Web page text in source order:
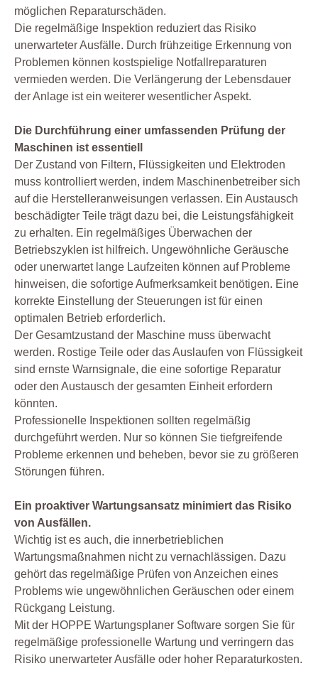
möglichen Reparaturschäden.
Die regelmäßige Inspektion reduziert das Risiko
unerwarteter Ausfälle. Durch frühzeitige Erkennung von
Problemen können kostspielige Notfallreparaturen
vermieden werden. Die Verlängerung der Lebensdauer
der Anlage ist ein weiterer wesentlicher Aspekt.
Die Durchführung einer umfassenden Prüfung der
Maschinen ist essentiell
Der Zustand von Filtern, Flüssigkeiten und Elektroden
muss kontrolliert werden, indem Maschinenbetreiber sich
auf die Herstelleranweisungen verlassen. Ein Austausch
beschädigter Teile trägt dazu bei, die Leistungsfähigkeit
zu erhalten. Ein regelmäßiges Überwachen der
Betriebszyklen ist hilfreich. Ungewöhnliche Geräusche
oder unerwartet lange Laufzeiten können auf Probleme
hinweisen, die sofortige Aufmerksamkeit benötigen. Eine
korrekte Einstellung der Steuerungen ist für einen
optimalen Betrieb erforderlich.
Der Gesamtzustand der Maschine muss überwacht
werden. Rostige Teile oder das Auslaufen von Flüssigkeit
sind ernste Warnsignale, die eine sofortige Reparatur
oder den Austausch der gesamten Einheit erfordern
könnten.
Professionelle Inspektionen sollten regelmäßig
durchgeführt werden. Nur so können Sie tiefgreifende
Probleme erkennen und beheben, bevor sie zu größeren
Störungen führen.
Ein proaktiver Wartungsansatz minimiert das Risiko
von Ausfällen.
Wichtig ist es auch, die innerbetrieblichen
Wartungsmaßnahmen nicht zu vernachlässigen. Dazu
gehört das regelmäßige Prüfen von Anzeichen eines
Problems wie ungewöhnlichen Geräuschen oder einem
Rückgang Leistung.
Mit der HOPPE Wartungsplaner Software sorgen Sie für
regelmäßige professionelle Wartung und verringern das
Risiko unerwarteter Ausfälle oder hoher Reparaturkosten.